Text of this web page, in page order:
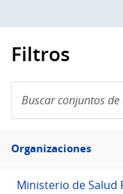
Filtros
conjuntos
de
Filtro
Organizaciones
Ministerio de Salud